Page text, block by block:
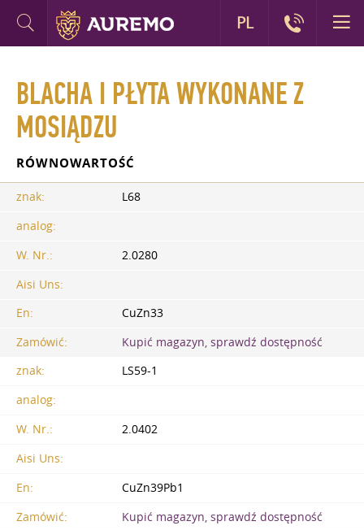
BLACHA I PŁYTA WYKONANE Z
MOSIĄDZU
RÓWNOWARTOŚĆ
znak:
L68
analog:
W. Nr.:
2.0280
Aisi Uns:
En:
CuZn33
Zamówić:
Kupić magazyn, sprawdź dostępność
znak:
LS59-1
analog:
W. Nr.:
2.0402
Aisi Uns:
En:
CuZn39Pb1
Zamówić:
Kupić magazyn, sprawdź dostępność
PL